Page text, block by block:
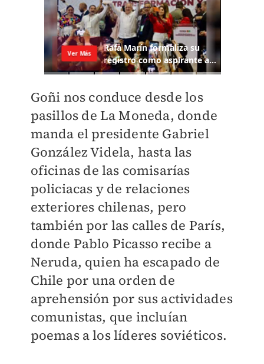
Goñi nos conduce desde los
pasillos de La Moneda, donde
manda el presidente Gabriel
González Videla, hasta las
oficinas de las comisarías
policiacas y de relaciones
exteriores chilenas, pero
también por las calles de París,
donde Pablo Picasso recibe a
Neruda, quien ha escapado de
Chile por una orden de
aprehensión por sus actividades
comunistas, que incluían
poemas a los líderes soviéticos.